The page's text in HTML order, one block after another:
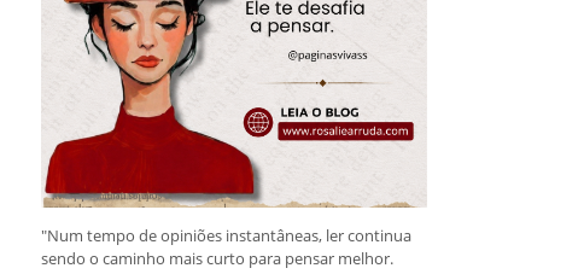
"Num tempo de opiniões instantâneas, ler continua
sendo o caminho mais curto para pensar melhor.